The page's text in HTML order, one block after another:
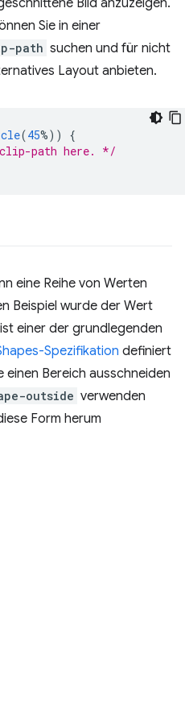
Bild anzuzeigen.
Sie in einer
path suchen und für nicht
Layout anbieten.
(45%))
{
path here. */
eine Reihe von Werten
Beispiel wurde der Wert
einer der grundlegenden
Spezifikation definiert
einen Bereich ausschneiden
outside verwenden
Form herum